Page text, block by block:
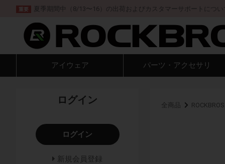
重要 夏季期間中（8/13〜16）の出荷およびカスタマーサポートについ
アイウェア パーツ・アクセサリ
全商品 ROCKBROS
ログイン
ログイン
新規会員登録